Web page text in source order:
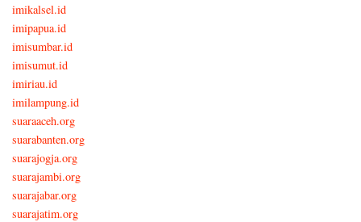
imikalsel.id
imipapua.id
imisumbar.id
imisumut.id
imiriau.id
imilampung.id
suaraaceh.org
suarabanten.org
suarajogja.org
suarajambi.org
suarajabar.org
suarajatim.org